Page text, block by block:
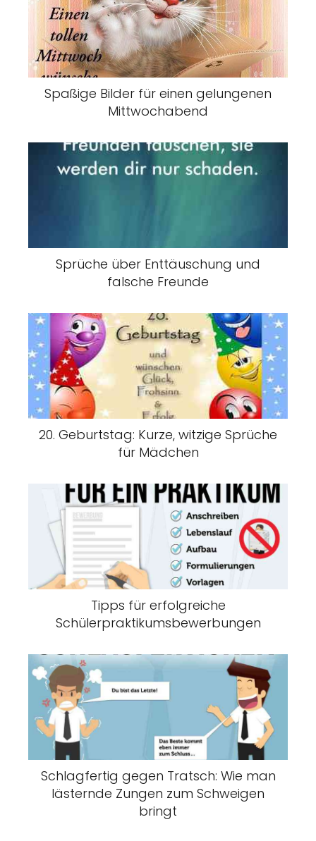
Spaßige Bilder für einen gelungenen
Mittwochabend
Sprüche über Enttäuschung und
falsche Freunde
20. Geburtstag: Kurze, witzige Sprüche
für Mädchen
Tipps für erfolgreiche
Schülerpraktikumsbewerbungen
Schlagfertig gegen Tratsch: Wie man
lästernde Zungen zum Schweigen
bringt